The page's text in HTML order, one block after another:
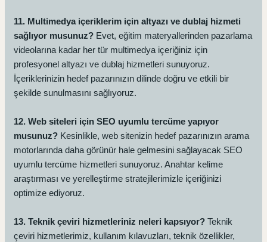
11. Multimedya içeriklerim için altyazı ve dublaj hizmeti
sağlıyor musunuz? Evet, eğitim materyallerinden pazarlama
videolarına kadar her tür multimedya içeriğiniz için
profesyonel altyazı ve dublaj hizmetleri sunuyoruz.
İçeriklerinizin hedef pazarınızın dilinde doğru ve etkili bir
şekilde sunulmasını sağlıyoruz.
12. Web siteleri için SEO uyumlu tercüme yapıyor
musunuz? Kesinlikle, web sitenizin hedef pazarınızın arama
motorlarında daha görünür hale gelmesini sağlayacak SEO
uyumlu tercüme hizmetleri sunuyoruz. Anahtar kelime
araştırması ve yerelleştirme stratejilerimizle içeriğinizi
optimize ediyoruz.
13. Teknik çeviri hizmetleriniz neleri kapsıyor? Teknik
çeviri hizmetlerimiz, kullanım kılavuzları, teknik özellikler,